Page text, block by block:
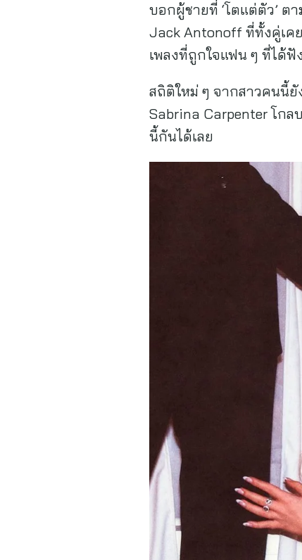
บอกผู้ชายที่ ‘โตแต่ตัว’ ต
Jack Antonoff ที่ทั้งคู่เค
เพลงที่ถูกใจแฟน ๆ ที่ได้ฟั
สถิติใหม่ ๆ จากสาวคนนี้ยั
Sabrina Carpenter โกล
นี้กันได้เลย